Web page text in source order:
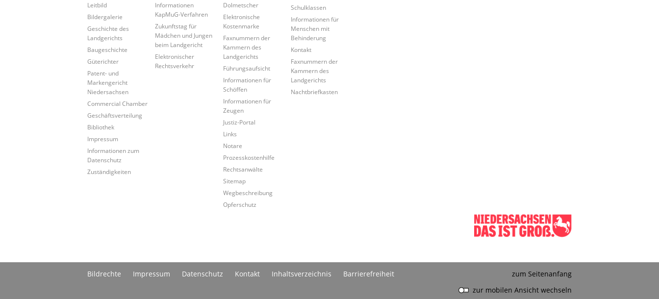
Leitbild
Bildergalerie
Geschichte des
Landgerichts
Baugeschichte
Güterichter
Patent- und
Markengericht
Niedersachsen
Commercial Chamber
Geschäftsverteilung
Bibliothek
Impressum
Informationen zum
Datenschutz
Zuständigkeiten
Informationen
KapMuG-Verfahren
Zukunftstag für
Mädchen und Jungen
beim Landgericht
Elektronischer
Rechtsverkehr
Dolmetscher
Elektronische
Kostenmarke
Faxnummern der
Kammern des
Landgerichts
Führungsaufsicht
Informationen für
Schöffen
Informationen für
Zeugen
Justiz-Portal
Links
Notare
Prozesskostenhilfe
Rechtsanwälte
Sitemap
Wegbeschreibung
Opferschutz
Schulklassen
Informationen für
Menschen mit
Behinderung
Kontakt
Faxnummern der
Kammern des
Landgerichts
Nachtbriefkasten
Bildrechte Impressum Datenschutz Kontakt Inhaltsverzeichnis Barrierefreiheit
zum Seitenanfang
zur mobilen Ansicht wechseln